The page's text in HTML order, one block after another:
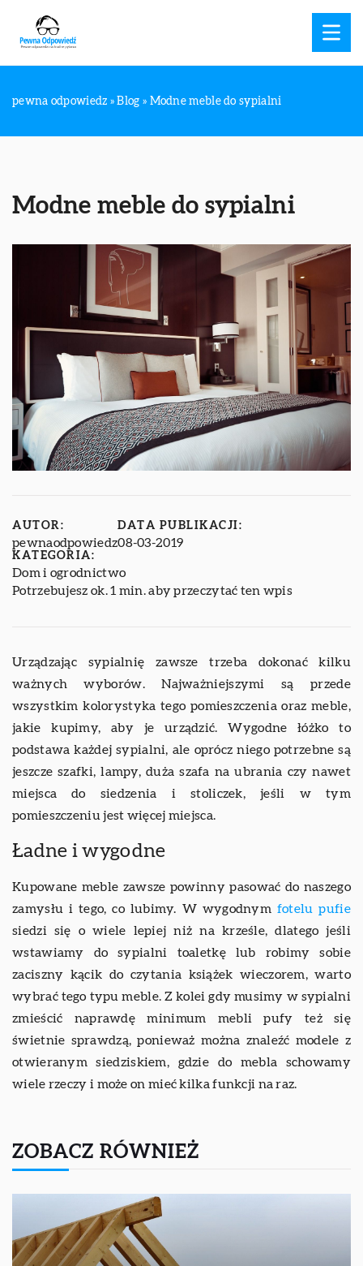
pewna odpowiedz »Blog » Modne meble do sypialni
Modne meble do sypialni
AUTOR:
pewnaodpowiedz
DATA PUBLIKACJI:
08-03-2019
KATEGORIA:
Dom i ogrodnictwo
Potrzebujesz ok. 1 min. aby przeczytać ten wpis
Urządzając sypialnię zawsze trzeba dokonać kilku
ważnych wyborów. Najważniejszymi są przede
wszystkim kolorystyka tego pomieszczenia oraz meble,
jakie kupimy, aby je urządzić. Wygodne łóżko to
podstawa każdej sypialni, ale oprócz niego potrzebne są
jeszcze szafki, lampy, duża szafa na ubrania czy nawet
miejsca do siedzenia i stoliczek, jeśli w tym
pomieszczeniu jest więcej miejsca.
Ładne i wygodne
Kupowane meble zawsze powinny pasować do naszego
zamysłu i tego, co lubimy. W wygodnym fotelu pufie
siedzi się o wiele lepiej niż na krześle, dlatego jeśli
wstawiamy do sypialni toaletkę lub robimy sobie
zaciszny kącik do czytania książek wieczorem, warto
wybrać tego typu meble. Z kolei gdy musimy w sypialni
zmieścić naprawdę minimum mebli pufy też się
świetnie sprawdzą, ponieważ można znaleźć modele z
otwieranym siedziskiem, gdzie do mebla schowamy
wiele rzeczy i może on mieć kilka funkcji na raz.
ZOBACZ RÓWNIEŻ